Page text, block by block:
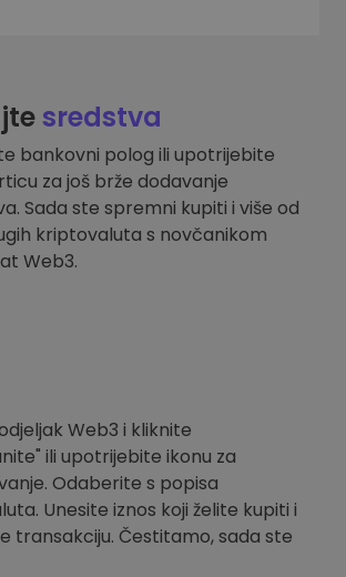
sredstva
bankovni polog ili upotrijebite
za još brže dodavanje
Sada ste spremni kupiti i više od
kriptovaluta s novčanikom
Web3.
Web3 i kliknite
ili upotrijebite ikonu za
Odaberite s popisa
Unesite iznos koji želite kupiti i
transakciju. Čestitamo, sada ste